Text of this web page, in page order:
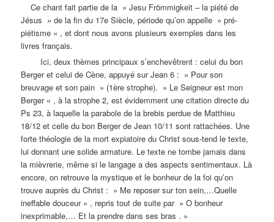
Ce chant fait partie de la » Jesu Frömmigkeit – la piété de
Jésus » de la fin du 17e Siècle, période qu’on appelle » pré-
piétisme « , et dont nous avons plusieurs exemples dans les
livres français.
Ici, deux thèmes principaux s’enchevêtrent : celui du bon
Berger et celui de Cène, appuyé sur Jean 6 : » Pour son
breuvage et son pain » (1ère strophe). » Le Seigneur est mon
Berger « , à la strophe 2, est évidemment une citation directe du
Ps 23, à laquelle la parabole de la brebis perdue de Matthieu
18/12 et celle du bon Berger de Jean 10/11 sont rattachées. Une
forte théologie de la mort expiatoire du Christ sous-tend le texte,
lui donnant une solide armature. Le texte ne tombe jamais dans
la mièvrerie, même si le langage a des aspects sentimentaux. Là
encore, on retrouve la mystique et le bonheur de la foi qu’on
trouve auprès du Christ : » Me reposer sur ton sein,…Quelle
ineffable douceur « , repris tout de suite par » O bonheur
inexprimable,… Et la prendre dans ses bras . »